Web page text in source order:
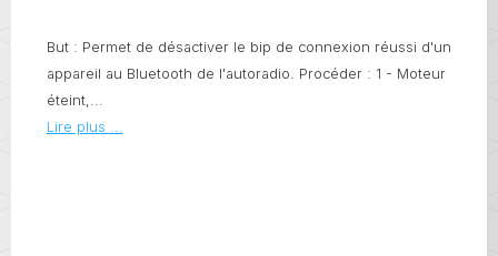
But : Permet de désactiver le bip de connexion réussi d'un
appareil au Bluetooth de l'autoradio. Procéder : 1 - Moteur
éteint,...
Lire plus ...